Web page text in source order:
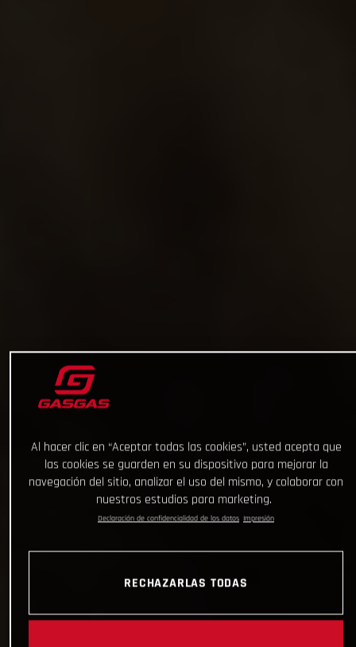
Al hacer clic en “Aceptar todas las cookies”, usted acepta que
las cookies se guarden en su dispositivo para mejorar la
navegación del sitio, analizar el uso del mismo, y colaborar con
nuestros estudios para marketing.
Declaración de confidencialidad de los datos Impresión
RECHAZARLAS TODAS